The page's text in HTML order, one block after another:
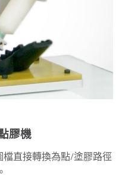
膠機
檔直接轉換為點/塗膠路徑